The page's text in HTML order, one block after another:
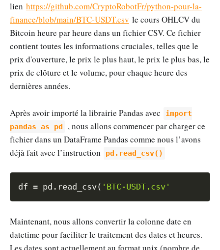
lien https://github.com/CryptoRobotFr/python-pour-la-
finance/blob/main/BTC-USDT.csv le cours OHLCV du
Bitcoin heure par heure dans un fichier CSV. Ce fichier
contient toutes les informations cruciales, telles que le
prix d'ouverture, le prix le plus haut, le prix le plus bas, le
prix de clôture et le volume, pour chaque heure des
dernières années.
Après avoir importé la librairie Pandas avec
import
pandas as pd
, nous allons commencer par charger ce
fichier dans un DataFrame Pandas comme nous l’avons
déjà fait avec l’instruction
pd.read_csv()
df = pd . read_csv( 'BTC-USDT.csv'
Maintenant, nous allons convertir la colonne date en
datetime pour faciliter le traitement des dates et heures.